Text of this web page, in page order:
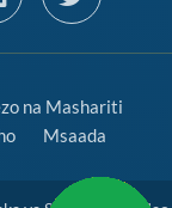
na Mashariti
Msaada